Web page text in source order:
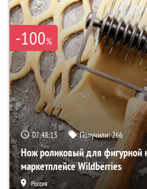
-100%
07:48:12 Получили:266
Нож роликовый для фигурной
маркетплейсе Wildberries
Россия